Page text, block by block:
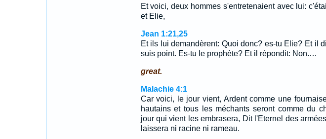
Et voici, deux hommes s'entretenaient avec lui:
et Elie,
Jean 1:21,25
Et ils lui demandèrent: Quoi donc? es-tu Elie? Et il
suis point. Es-tu le prophète? Et il répondit: Non.…
great.
Malachie 4:1
Car voici, le jour vient, Ardent comme une
hautains et tous les méchants seront comme du
jour qui vient les embrasera, Dit l'Eternel des
laissera ni racine ni rameau.